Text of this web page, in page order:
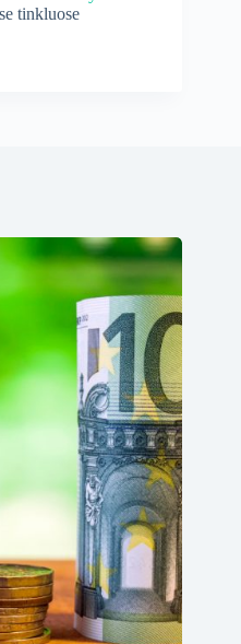
tinkluose